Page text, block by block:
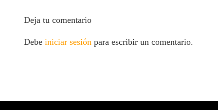
Deja tu comentario
Debeiniciar sesiónpara escribir un comentario.